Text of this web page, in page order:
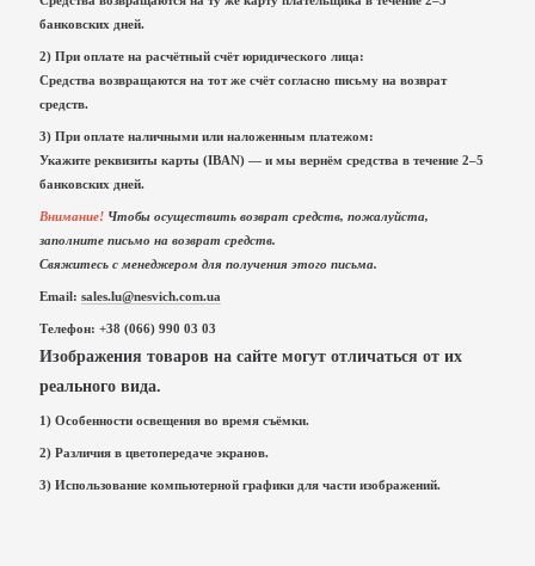
банковских дней.
2) При оплате на расчётный счёт юридического лица:
Средства возвращаются на тот же счёт согласно письму на возврат
средств.
3) При оплате наличными или наложенным платежом:
Укажите реквизиты карты (IBAN) — и мы вернём средства в течение 2–5
банковских дней.
Внимание! Чтобы осуществить возврат средств, пожалуйста,
заполните письмо на возврат средств.
Свяжитесь с менеджером для получения этого письма.
Email: sales.lu@nesvich.com.ua
Телефон: +38 (066) 990 03 03
Изображения товаров на сайте могут отличаться от их
реального вида.
1) Особенности освещения во время съёмки.
2) Различия в цветопередаче экранов.
3) Использование компьютерной графики для части изображений.